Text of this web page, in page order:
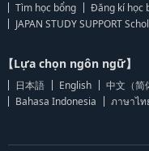
Tìm học bổng
Đăng kí học
JAPAN STUDY SUPPORT
【Lựa chọn ngôn ngữ】
日本語 English 中文（简
Bahasa Indonesia
ภาษาไท